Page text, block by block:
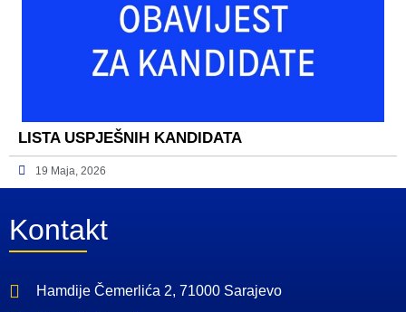
LISTA USPJEŠNIH KANDIDATA
19 Maja, 2026
Kontakt
Hamdije Čemerlića 2, 71000 Sarajevo